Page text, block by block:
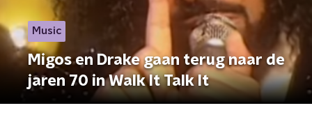
Music
Migos en Drake gaan terug naar de
jaren 70 in Walk It Talk It